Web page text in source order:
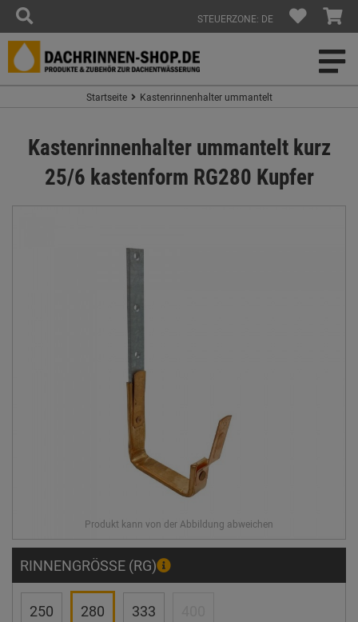
STEUERZONE: DE
Startseite Kastenrinnenhalter ummantelt
Kastenrinnenhalter ummantelt kurz
25/6 kastenform RG280 Kupfer
RINNENGRÖSSE (RG)
250 280 333